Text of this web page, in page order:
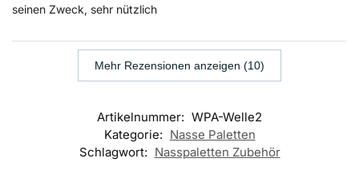
seinen Zweck, sehr nützlich
Mehr Rezensionen anzeigen (10)
Artikelnummer: WPA-Welle2
Kategorie: Nasse Paletten
Schlagwort: Nasspaletten Zubehör